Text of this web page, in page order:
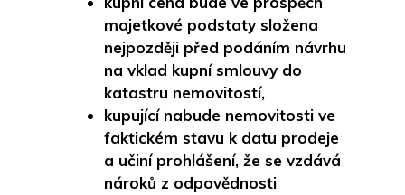
majetkové podstaty složena
nejpozději před podáním návrhu
na vklad kupní smlouvy do
katastru nemovitostí,
kupující nabude nemovitosti ve
faktickém stavu k datu prodeje
a učiní prohlášení, že se vzdává
nároků z odpovědnosti